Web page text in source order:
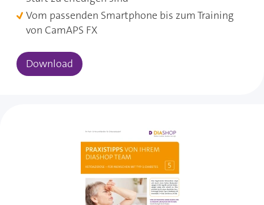
Vom passenden Smartphone bis zum Training
von CamAPS FX
Download